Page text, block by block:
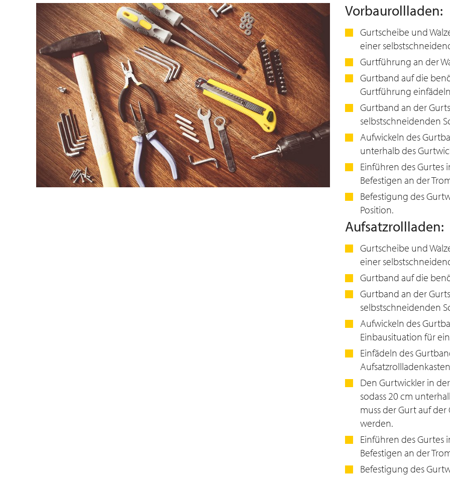
Vorbaurollladen:
Gurtscheibe und
einer
Gurtführung an der
Gurtband auf die
Gurtführung einfädeln.
Gurtband an der
selbstschneidenden
Aufwickeln des
unterhalb des
Einführen des Gurtes
Befestigen an der
Befestigung des
Position.
Aufsatzrollladen:
Gurtscheibe und
einer
Gurtband auf die
Gurtband an der
selbstschneidenden
Aufwickeln des
Einbausituation für
Einfädeln des
Den Gurtwickler in
sodass 20 cm
muss der Gurt auf
werden.
Einführen des Gurtes
Befestigen an der
Befestigung des